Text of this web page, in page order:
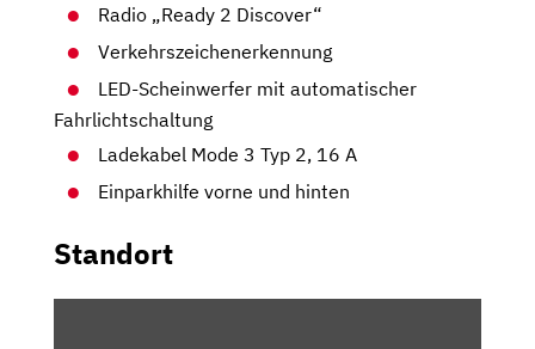
Radio „Ready 2 Discover“
Verkehrszeichenerkennung
LED-Scheinwerfer mit automatischer
Fahrlichtschaltung
Ladekabel Mode 3 Typ 2, 16 A
Einparkhilfe vorne und hinten
Standort